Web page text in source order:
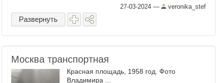
27-03-2024 — veronika_stef
Развернуть
Москва транспортная
Красная площадь, 1958 год. Фото
Владимира ...